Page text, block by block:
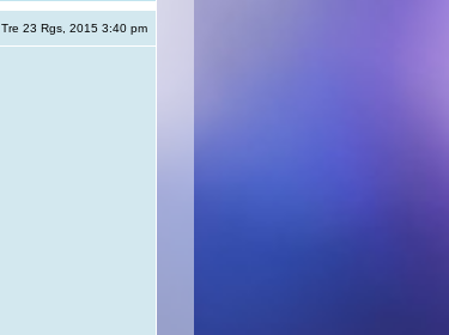
Tre 23 Rgs, 2015 3:40 pm